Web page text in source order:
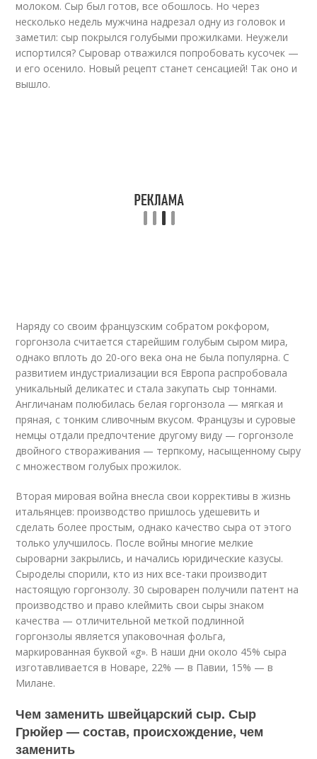
молоком. Сыр был готов, все обошлось. Но через
несколько недель мужчина надрезал одну из головок и
заметил: сыр покрылся голубыми прожилками. Неужели
испортился? Сыровар отважился попробовать кусочек —
и его осенило. Новый рецепт станет сенсацией! Так оно и
вышло.
Наряду со своим французским собратом рокфором,
горгонзола считается старейшим голубым сыром мира,
однако вплоть до 20-ого века она не была популярна. С
развитием индустриализации вся Европа распробовала
уникальный деликатес и стала закупать сыр тоннами.
Англичанам полюбилась белая горгонзола — мягкая и
пряная, с тонким сливочным вкусом. Французы и суровые
немцы отдали предпочтение другому виду — горгонзоле
двойного створаживания — терпкому, насыщенному сыру
с множеством голубых прожилок.
Вторая мировая война внесла свои коррективы в жизнь
итальянцев: производство пришлось удешевить и
сделать более простым, однако качество сыра от этого
только улучшилось. После войны многие мелкие
сыроварни закрылись, и начались юридические казусы.
Сыроделы спорили, кто из них все-таки производит
настоящую горгонзолу. 30 сыроварен получили патент на
производство и право клеймить свои сыры знаком
качества — отличительной меткой подлинной
горгонзолы является упаковочная фольга,
маркированная буквой «g». В наши дни около 45% сыра
изготавливается в Новаре, 22% — в Павии, 15% — в
Милане.
Чем заменить швейцарский сыр. Сыр
Грюйер — состав, происхождение, чем
заменить